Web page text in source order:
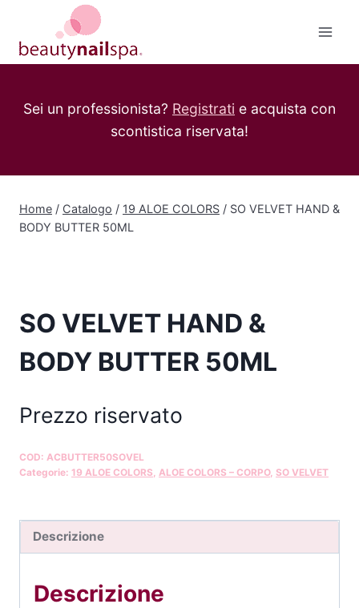
contenuto
Sei un professionista? Registrati e acquista con
scontistica riservata!
Home / Catalogo / 19 ALOE COLORS / SO VELVET HAND &
BODY BUTTER 50ML
SO VELVET HAND &
BODY BUTTER 50ML
Prezzo riservato
COD: ACBUTTER50SOVEL
Categorie: 19 ALOE COLORS ALOE COLORS – CORPO, SO VELVET
Descrizione
Descrizione